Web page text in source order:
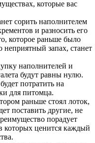
которые вас
сорить наполнителем
и разносить его
которое раньше было
запах, станет
наполнителей и
будут равны нулю.
потратить на
для питомца.
раньше стоял лоток,
поставить другие, не
порадует
которых ценится каждый